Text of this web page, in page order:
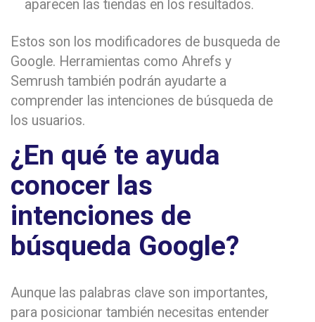
aparecen las tiendas en los resultados.
Estos son los modificadores de busqueda de
Google. Herramientas como Ahrefs y
Semrush también podrán ayudarte a
comprender las intenciones de búsqueda de
los usuarios.
¿En qué te ayuda
conocer las
intenciones de
búsqueda Google?
Aunque las palabras clave son importantes,
para posicionar también necesitas entender